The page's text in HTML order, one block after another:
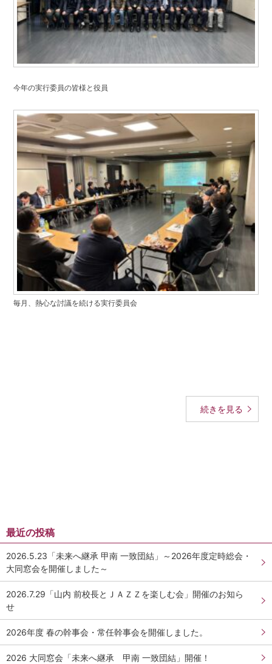
今年の実行委員の皆様と役員
毎月、熱心な討議を続ける実行委員会
続きを見る
最近の投稿
2026.5.23「未来へ継承 甲南 一致団結」～2026年度定時総会・
大同窓会を開催しました～
2026.7.29「山内 前校長とＪＡＺＺを楽しむ会」開催のお知ら
せ
2026年度 春の幹事会・常任幹事会を開催しました。
2026 大同窓会「未来へ継承 甲南 一致団結」開催！